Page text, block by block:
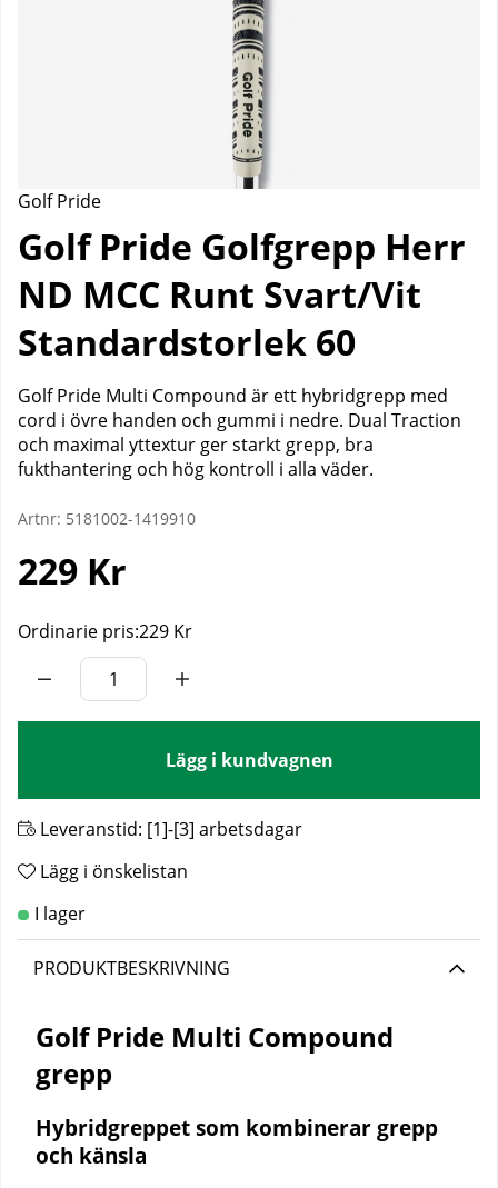
Golf Pride
Golf Pride Golfgrepp Herr
ND MCC Runt Svart/Vit
Standardstorlek 60
Golf Pride Multi Compound är ett hybridgrepp med
cord i övre handen och gummi i nedre. Dual Traction
och maximal yttextur ger starkt grepp, bra
fukthantering och hög kontroll i alla väder.
Artnr: 5181002-1419910
229 Kr
Ordinarie pris:229 Kr
Lägg i kundvagnen
Leveranstid: [1]-[3] arbetsdagar
Lägg i önskelistan
PRODUKTBESKRIVNING
Golf Pride Multi Compound
grepp
Hybridgreppet som kombinerar grepp
och känsla